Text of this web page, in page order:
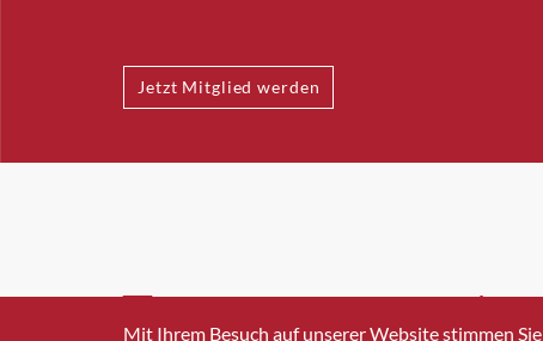
Jetzt Mitglied werden
INFO@SWISSICT.CH +41
Mit Ihrem Besuch auf unserer Website stimmen